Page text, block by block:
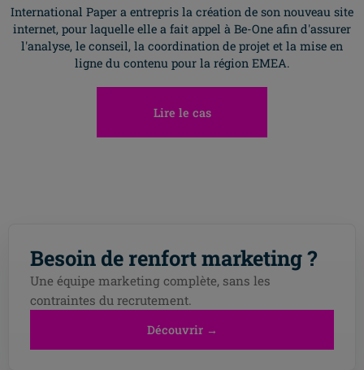
International Paper a entrepris la création de son nouveau site
internet, pour laquelle elle a fait appel à Be-One afin d'assurer
l'analyse, le conseil, la coordination de projet et la mise en
ligne du contenu pour la région EMEA.
Lire le cas
Besoin de renfort marketing ?
Une équipe marketing complète, sans les
contraintes du recrutement.
Découvrir →